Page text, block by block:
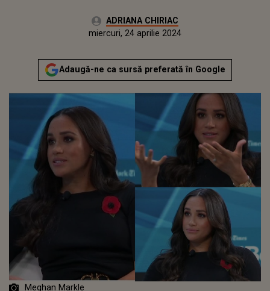
Autor:ADRIANA CHIRIAC
Actualizat:
miercuri, 24 aprilie 2024
Adaugă-ne ca sursă preferată în Google
Meghan Markle